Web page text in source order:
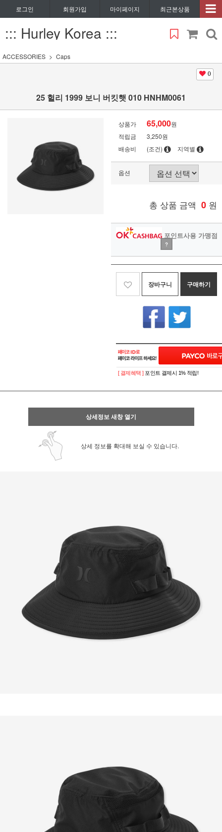
로그인 회원가입 마이페이지 최근본상품
::: Hurley Korea :::
ACCESSORIES Caps
0
25 헐리 1999 보니 버킷햇 010 HNHM0061
상품가 65,000원
적립금
3,250원
배송비
(조건) 지역별
옵션
총 상품 금액 0 원
포인트사용 가맹점
?
장바구니 구매하기
페이코 ID로 페
PAYCO 바로
[ 결제혜택 ] 포인트 결제시 1% 적립!
상세정보 새창 열기
상세 정보를 확대해 보실 수 있습니다.